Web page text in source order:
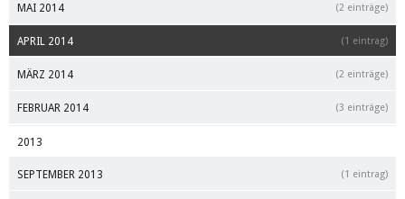
MAI 2014 (2 einträge)
APRIL 2014 (1 eintrag)
MÄRZ 2014 (2 einträge)
FEBRUAR 2014 (3 einträge)
2013
SEPTEMBER 2013 (1 eintrag)